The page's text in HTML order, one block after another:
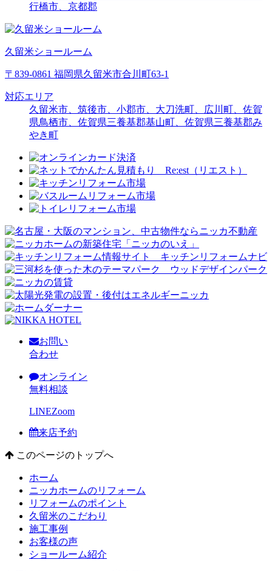
行橋市、京都郡
久留米ショールーム
〒839-0861 福岡県久留米市合川町63-1
対応エリア
久留米市、筑後市、小郡市、大刀洗町、広川町、佐賀
県鳥栖市、佐賀県三養基郡基山町、佐賀県三養基郡み
やき町
お問い
合わせ
オンライン
無料相談
LINEZoom
来店予約
このページのトップへ
ホーム
ニッカホームのリフォーム
リフォームのポイント
久留米のこだわり
施工事例
お客様の声
ショールーム紹介